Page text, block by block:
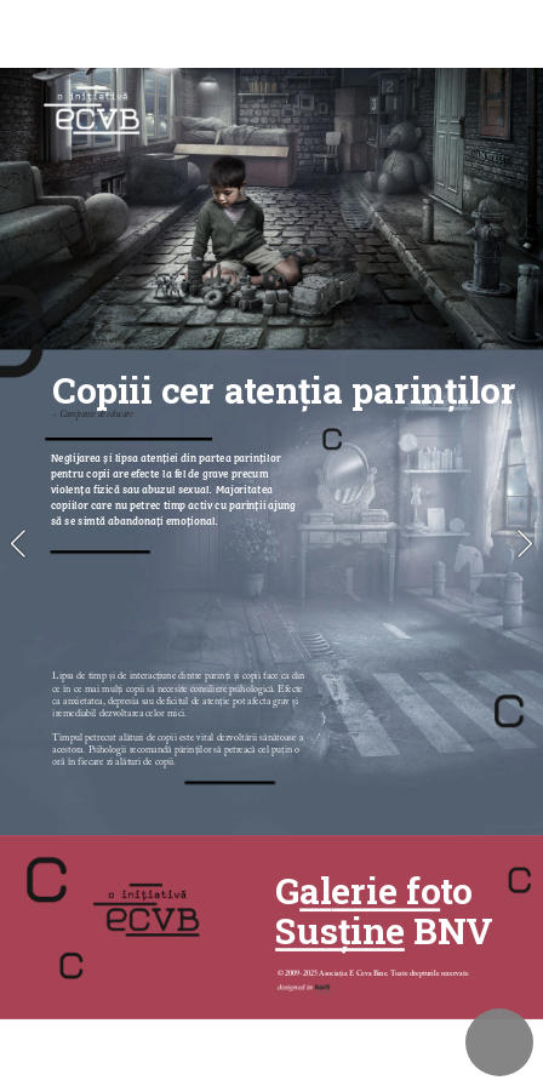
Copiii cer atenția parinților
- Campanie de educare
Neglijarea și lipsa atenției din partea parinților
pentru copii are efecte la fel de grave precum
violența fizică sau abuzul sexual. Majoritatea
copiilor care nu petrec timp activ cu parinții ajung
să se simtă abandonați emoțional.
Lipsa de timp și de interacțiune dintre parinți și copii face ca din
ce în ce mai mulți copii să necesite consiliere psihologică. Efecte
ca anxietatea, depresia sau deficitul de atenție pot afecta grav și
iremediabil dezvoltarea celor mici.
Timpul petrecut alături de copii este vital dezvoltării sănătoase a
acestora. Psihologii recomandă părinților să petreacă cel puțin o
oră în fiecare zi alături de copii.
Galerie foto
Susține BNV
© 2009-2025 Asociația E Ceva Bine. Toate drepturile rezervate